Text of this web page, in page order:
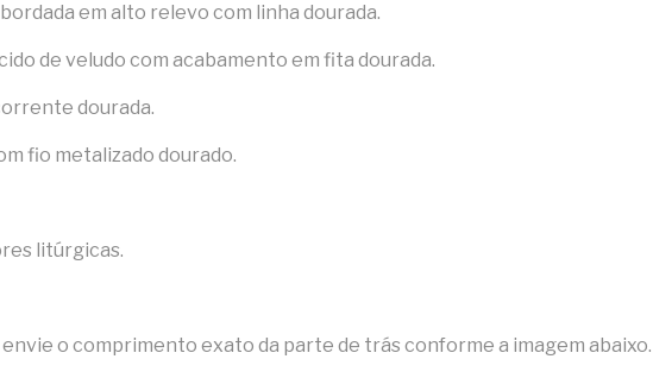
em alto relevo com linha dourada.
de veludo com acabamento em fita dourada.
dourada.
fio metalizado dourado.
litúrgicas.
o comprimento exato da parte de trás conforme a imagem abaixo.